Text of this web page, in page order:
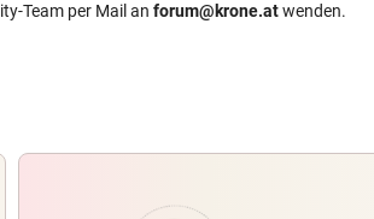
Team per Mail an forum@krone.atwenden.